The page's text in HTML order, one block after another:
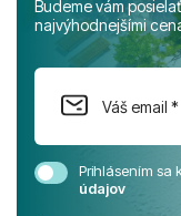
Budeme vám
najvýhodnejšími
Prihlásením sa
údajov